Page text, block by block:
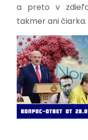
a preto v
takmer ani čiarka.